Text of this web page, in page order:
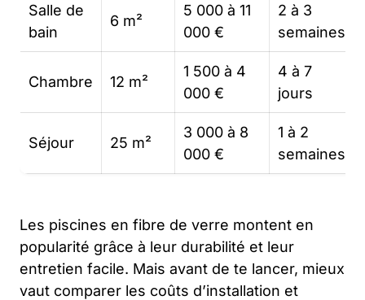
Salle de
bain
6 m²
5 000 à 11
000 €
2 à 3
semaines
Chambre 12 m²
1 500 à 4
000 €
4 à 7
jours
Séjour 25 m²
3 000 à 8
000 €
1 à 2
semaines
Les piscines en fibre de verre montent en
popularité grâce à leur durabilité et leur
entretien facile. Mais avant de te lancer, mieux
vaut comparer les coûts d’installation et